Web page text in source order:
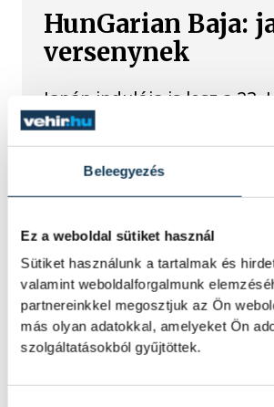
Beleegyezés
Ez a weboldal sütiket használ
Sütiket használunk a tartalmak és
valamint weboldalforgalmunk
partnereinkkel megosztjuk az Ön
más olyan adatokkal, amelyeket Ön
szolgáltatásokból gyűjtöttek.
HunGarian Baja:
versenynek
Japán indulója is lesz a
jövő héten csütörtöktől
Vitális Milán
A magyar válogatott
Athén
Betlehem szerint
környezetben